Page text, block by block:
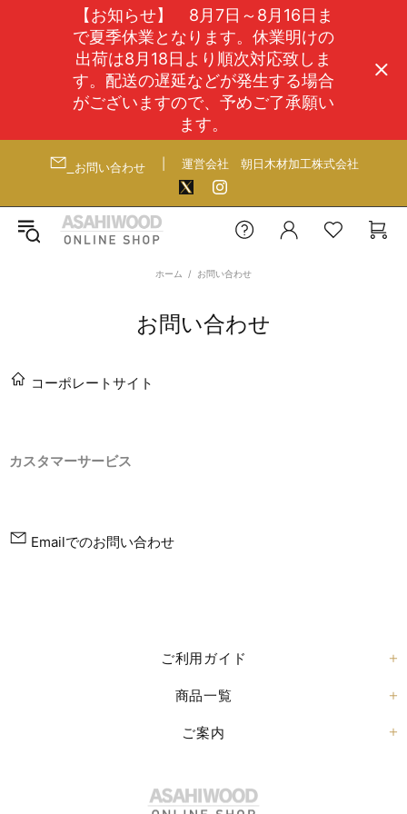
【お知らせ】 8月7日～8月16日ま
で夏季休業となります。休業明けの
出荷は8月18日より順次対応致しま
す。配送の遅延などが発生する場合
がございますので、予めご了承願い
ます。
お問い合わせ 運営会社 朝日木材加工株式会社
ホーム お問い合わせ
お問い合わせ
コーポレートサイト
カスタマーサービス
Emailでのお問い合わせ
ご利用ガイド
商品一覧
ご案内